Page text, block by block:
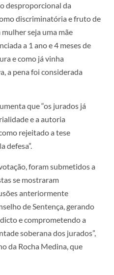
desproporcional da
discriminatória e fruto de
seja uma mãe
a 1 ano e 4 meses de
e como já vinha
a pena foi considerada
que “os jurados já
e a autoria
rejeitado a tese
defesa”.
foram submetidos a
se mostraram
anteriormente
de Sentença, gerando
e comprometendo a
soberana dos jurados”,
da Rocha Medina, que